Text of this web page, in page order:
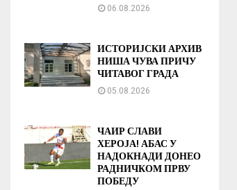
06.08.2026
ИСТОРИЈСКИ АРХИВ
НИША ЧУВА ПРИЧУ
ЧИТАВОГ ГРАДА
05.08.2026
ЧАИР СЛАВИ
ХЕРОЈА! АБАС У
НАДОКНАДИ ДОНЕО
РАДНИЧКОМ ПРВУ
ПОБЕДУ